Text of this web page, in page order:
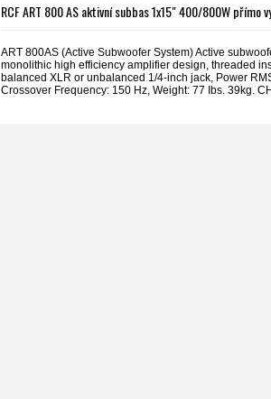
RCF ART 800 AS aktivní subbas 1x15" 400/800W přímo
ART 800AS (Active Subwoofer System) Active
monolithic high efficiency amplifier design, threaded
balanced XLR or unbalanced 1/4-inch jack, Power
Crossover Frequency: 150 Hz, Weight: 77 Ibs. 39kg.